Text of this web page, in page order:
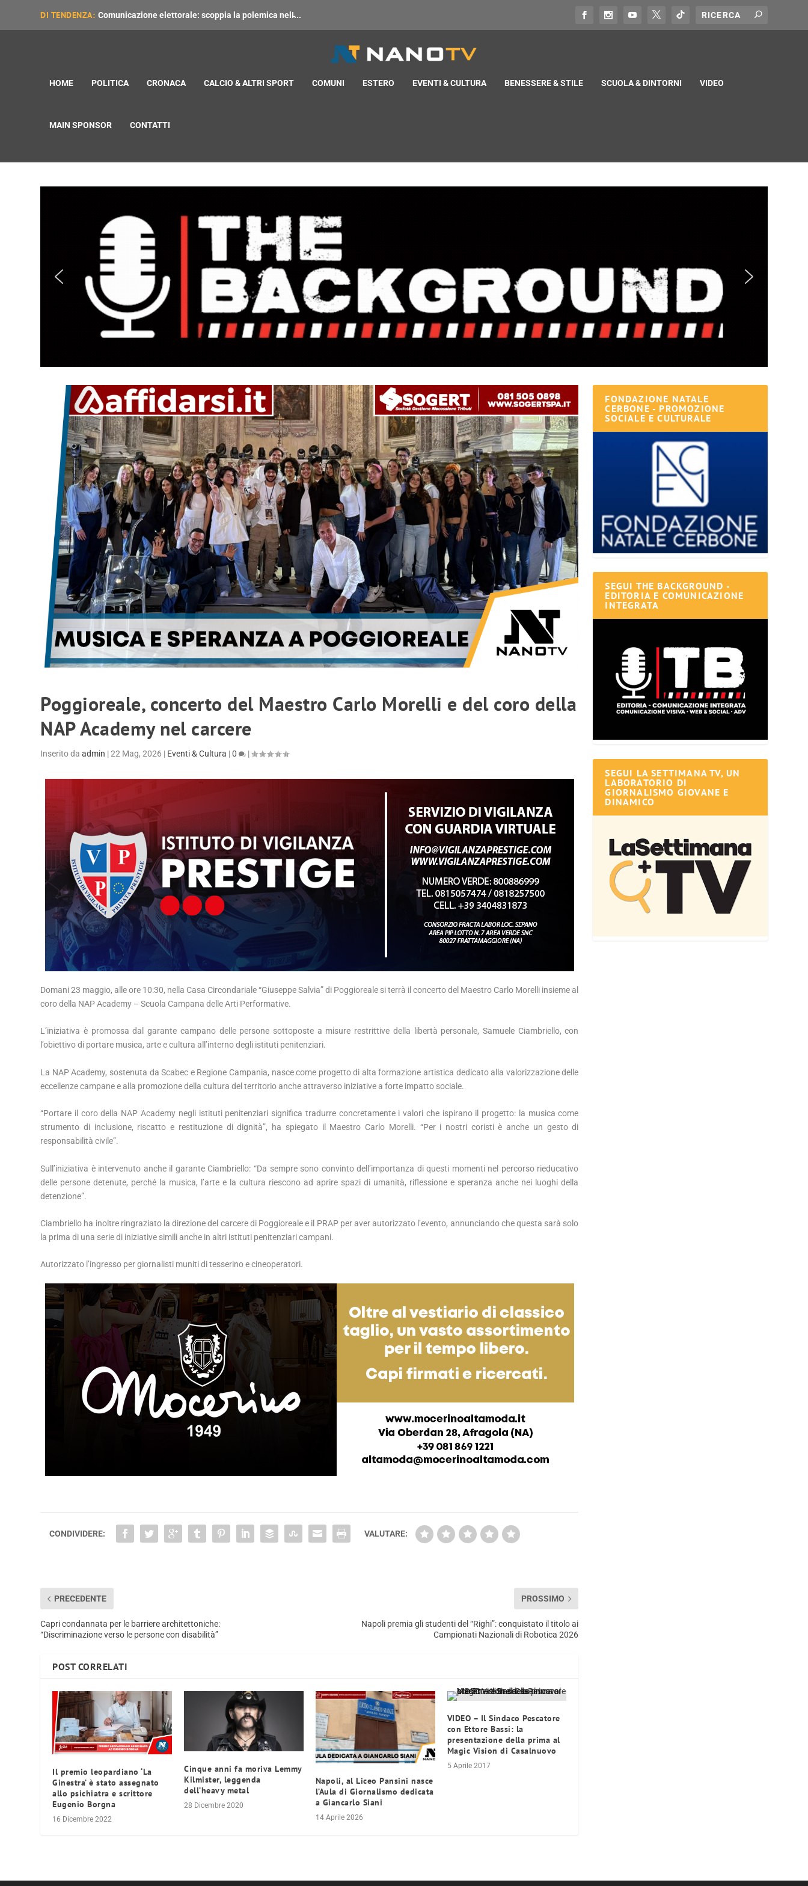
DI TENDENZA: Comunicazione elettorale: scoppia la polemica nell̵...
HOME POLITICA CRONACA CALCIO & ALTRI SPORT COMUNI ESTERO EVENTI & CULTURA BENESSERE & STILE SCUOLA & DINTORNI VIDEO
MAIN SPONSOR CONTATTI
Poggioreale, concerto del Maestro Carlo Morelli e del coro della
NAP Academy nel carcere
Inserito daadmin |22 Mag, 2026 | Eventi & Cultura |0 |
Domani 23 maggio, alle ore 10:30, nella Casa Circondariale “Giuseppe Salvia” di Poggioreale si terrà il concerto del Maestro Carlo Morelli insieme al
coro della NAP Academy – Scuola Campana delle Arti Performative.
L’iniziativa è promossa dal garante campano delle persone sottoposte a misure restrittive della libertà personale, Samuele Ciambriello, con
l’obiettivo di portare musica, arte e cultura all’interno degli istituti penitenziari.
La NAP Academy, sostenuta da Scabec e Regione Campania, nasce come progetto di alta formazione artistica dedicato alla valorizzazione delle
eccellenze campane e alla promozione della cultura del territorio anche attraverso iniziative a forte impatto sociale.
“Portare il coro della NAP Academy negli istituti penitenziari significa tradurre concretamente i valori che ispirano il progetto: la musica come
strumento di inclusione, riscatto e restituzione di dignità”, ha spiegato il Maestro Carlo Morelli. “Per i nostri coristi è anche un gesto di
responsabilità civile”.
Sull’iniziativa è intervenuto anche il garante Ciambriello: “Da sempre sono convinto dell’importanza di questi momenti nel percorso rieducativo
delle persone detenute, perché la musica, l’arte e la cultura riescono ad aprire spazi di umanità, riflessione e speranza anche nei luoghi della
detenzione”.
Ciambriello ha inoltre ringraziato la direzione del carcere di Poggioreale e il PRAP per aver autorizzato l’evento, annunciando che questa sarà solo
la prima di una serie di iniziative simili anche in altri istituti penitenziari campani.
Autorizzato l’ingresso per giornalisti muniti di tesserino e cineoperatori.
CONDIVIDERE: VALUTARE:
PRECEDENTE
Capri condannata per le barriere architettoniche:
“Discriminazione verso le persone con disabilità”
PROSSIMO
Napoli premia gli studenti del “Righi”: conquistato il titolo ai
Campionati Nazionali di Robotica 2026
POST CORRELATI
Il premio leopardiano ‘La
Ginestra’ è stato assegnato
allo psichiatra e scrittore
Eugenio Borgna
16 Dicembre 2022
Cinque anni fa moriva Lemmy
Kilmister, leggenda
dell’heavy metal
28 Dicembre 2020
Napoli, al Liceo Pansini nasce
l’Aula di Giornalismo dedicata
a Giancarlo Siani
14 Aprile 2026
VIDEO – Il Sindaco Pescatore
con Ettore Bassi: la
presentazione della prima al
Magic Vision di Casalnuovo
5 Aprile 2017
FONDAZIONE NATALE
CERBONE - PROMOZIONE
SOCIALE E CULTURALE
SEGUI THE BACKGROUND -
EDITORIA E COMUNICAZIONE
INTEGRATA
SEGUI LA SETTIMANA TV, UN
LABORATORIO DI
GIORNALISMO GIOVANE E
DINAMICO